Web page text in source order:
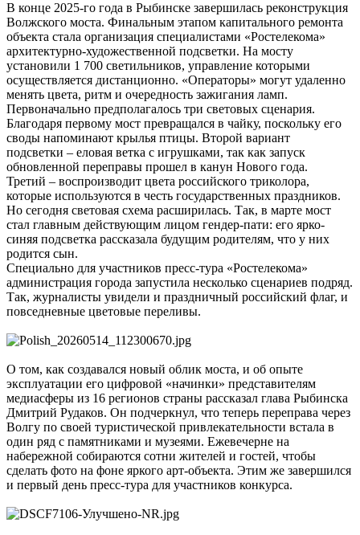
В конце 2025-го года в Рыбинске завершилась реконструкция
Волжского моста. Финальным этапом капитального ремонта
объекта стала организация специалистами «Ростелекома»
архитектурно-художественной подсветки. На мосту
установили 1 700 светильников, управление которыми
осуществляется дистанционно. «Операторы» могут удаленно
менять цвета, ритм и очередность зажигания ламп.
Первоначально предполагалось три световых сценария.
Благодаря первому мост превращался в чайку, поскольку его
своды напоминают крылья птицы. Второй вариант
подсветки – еловая ветка с игрушками, так как запуск
обновленной переправы прошел в канун Нового года.
Третий – воспроизводит цвета российского триколора,
которые используются в честь государственных праздников.
Но сегодня световая схема расширилась. Так, в марте мост
стал главным действующим лицом гендер-пати: его ярко-
синяя подсветка рассказала будущим родителям, что у них
родится сын.
Специально для участников пресс-тура «Ростелекома»
администрация города запустила несколько сценариев подряд.
Так, журналисты увидели и праздничный российский флаг, и
повседневные цветовые переливы.
О том, как создавался новый облик моста, и об опыте
эксплуатации его цифровой «начинки» представителям
медиасферы из 16 регионов страны рассказал глава Рыбинска
Дмитрий Рудаков. Он подчеркнул, что теперь переправа через
Волгу по своей туристической привлекательности встала в
один ряд с памятниками и музеями. Ежевечерне на
набережной собираются сотни жителей и гостей, чтобы
сделать фото на фоне яркого арт-объекта. Этим же завершился
и первый день пресс-тура для участников конкурса.